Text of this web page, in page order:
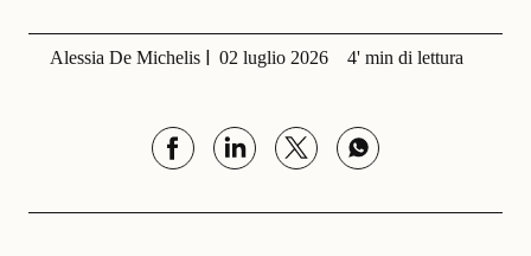
Alessia De Michelis 02 luglio 2026 4' min di lettura